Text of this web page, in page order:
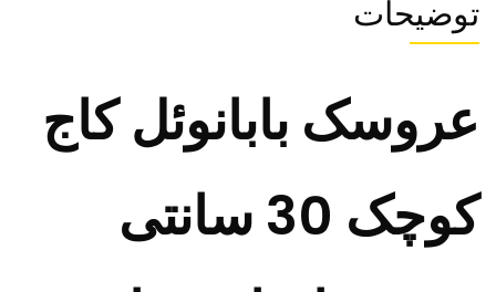
توضیحات
عروسک بابانوئل کاج
کوچک 30 سانتی